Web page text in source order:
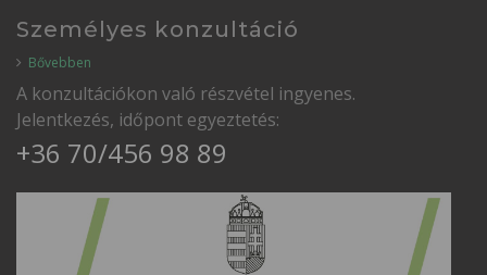
Személyes konzultáció
Bővebben
A konzultációkon való részvétel ingyenes.
Jelentkezés, időpont egyeztetés:
+36 70/456 98 89